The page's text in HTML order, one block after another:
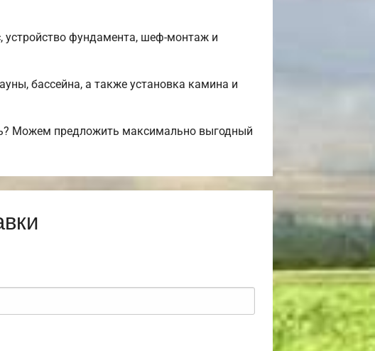
устройство фундамента, шеф-монтаж и
бассейна, а также установка камина и
Можем предложить максимально выгодный